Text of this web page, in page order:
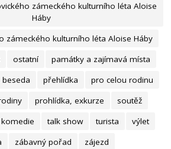
zámeckého kulturního léta Aloise
Háby
zámeckého kulturního léta Aloise Háby
ostatní
památky a zajímavá místa
přehlídka
pro celou rodinu
prohlídka, exkurze
soutěž
talk show turista
výlet
zábavný pořad zájezd